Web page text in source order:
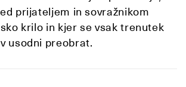
prijateljem in sovražnikom
krilo in kjer se vsak trenutek
usodni preobrat.